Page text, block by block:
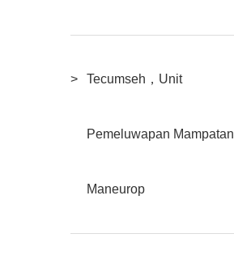
Tecumseh，Unit
Pemeluwapan Mampatan
Maneurop